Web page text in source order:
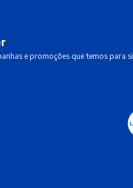
e promoções que temos para si.